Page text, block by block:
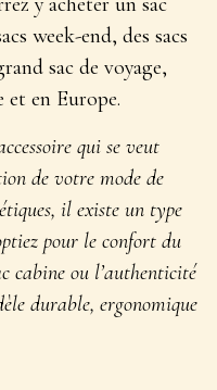
week-end, des sacs
sac de voyage,
et en Europe.
qui se veut
de votre mode de
il existe un type
pour le confort du
cabine ou l’authenticité
durable, ergonomique